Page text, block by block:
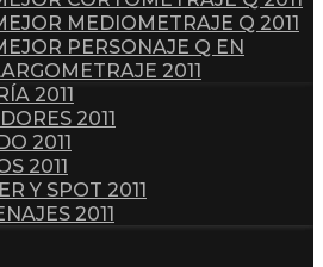
MEDIOMETRAJE Q 2011
PERSONAJE Q EN
2011
2011
2011
2011
2011
Y SPOT 2011
2011